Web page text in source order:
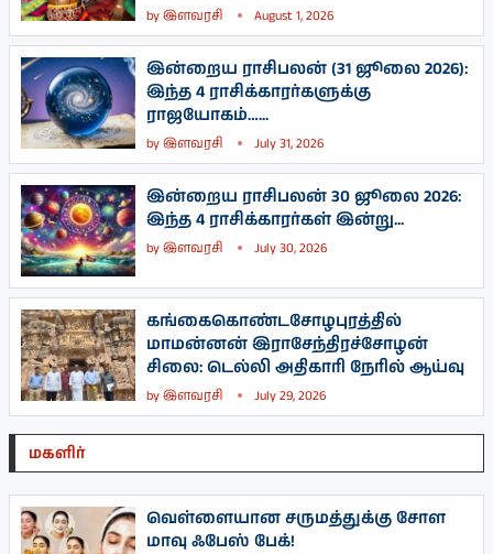
byஇளவரசி August 1, 2026
இன்றைய ராசிபலன் (31 ஜூலை 2026):
இந்த 4 ராசிக்காரர்களுக்கு
ராஜயோகம்…...
byஇளவரசி July 31, 2026
இன்றைய ராசிபலன் 30 ஜூலை 2026:
இந்த 4 ராசிக்காரர்கள் இன்று...
byஇளவரசி July 30, 2026
கங்கைகொண்டசோழபுரத்தில்
மாமன்னன் இராசேந்திரச்சோழன்
சிலை: டெல்லி அதிகாரி நேரில் ஆய்வு
byஇளவரசி July 29, 2026
மகளிர்
வெள்ளையான சருமத்துக்கு சோள
மாவு ஃபேஸ் பேக்!